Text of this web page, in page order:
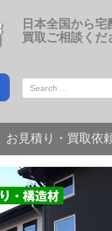
日本全国から
買取ご相談くだ
お見積り・買取依